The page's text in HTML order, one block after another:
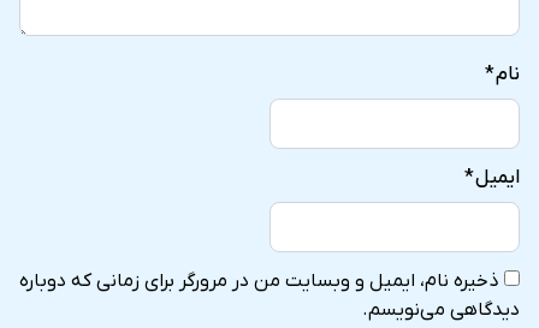
نام*
ایمیل*
ذخیره نام، ایمیل و وبسایت من در مرورگر برای زمانی که دوباره
دیدگاهی می‌نویسم.